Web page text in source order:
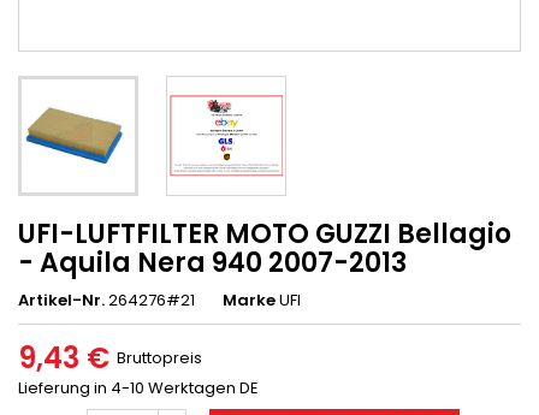
UFI-LUFTFILTER MOTO GUZZI Bellagio
- Aquila Nera 940 2007-2013
Artikel-Nr.264276#21 MarkeUFI
9,43 € Bruttopreis
Lieferung in 4-10 Werktagen DE